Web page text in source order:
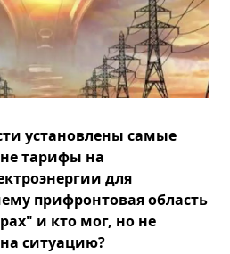
установлены самые
тарифы на
для
прифронтовая область
и кто мог, но не
ситуацию?